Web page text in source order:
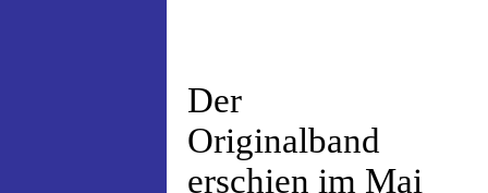
Der
Originalband
erschien im Mai